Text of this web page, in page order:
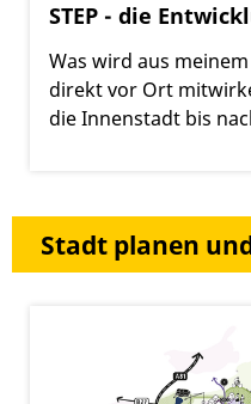
STEP - die
Was wird aus
direkt vor Ort
die Innenstadt bis
Stadt planen